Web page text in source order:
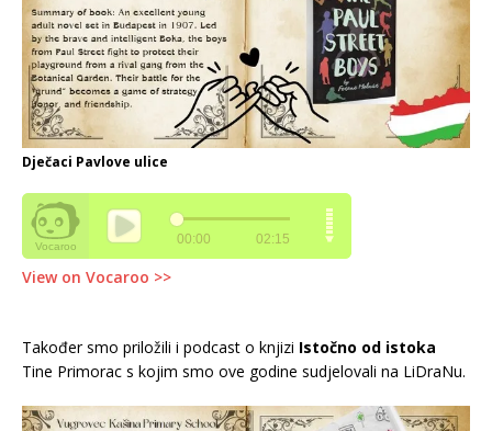
Dječaci Pavlove ulice
View on Vocaroo >>
Također smo priložili i podcast o knjizi Istočno od istoka
Tine Primorac s kojim smo ove godine sudjelovali na LiDraNu.